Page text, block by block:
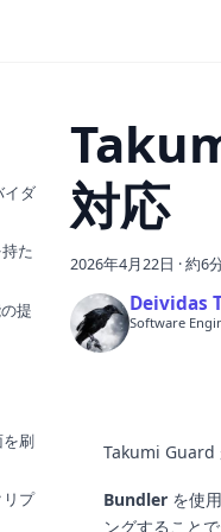
イダ
た
提
刷
プ
対応
2026年4月22日 ·約6
Deividas
Software
Takumi Guard
Bundler を使
ングすること